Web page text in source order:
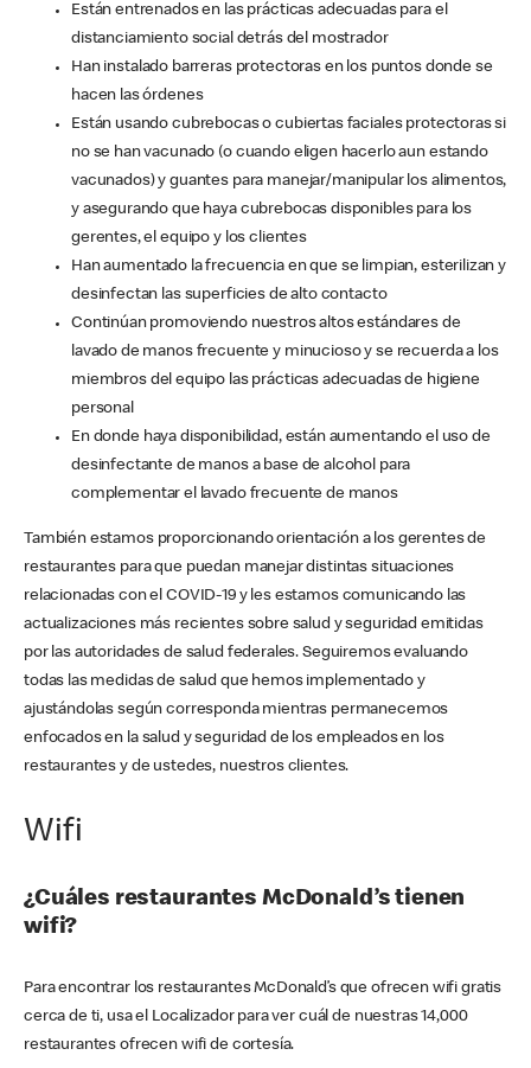
Están entrenados en las prácticas adecuadas para el
distanciamiento social detrás del mostrador
Han instalado barreras protectoras en los puntos donde se
hacen las órdenes
Están usando cubrebocas o cubiertas faciales protectoras si
no se han vacunado (o cuando eligen hacerlo aun estando
vacunados) y guantes para manejar/manipular los alimentos,
y asegurando que haya cubrebocas disponibles para los
gerentes, el equipo y los clientes
Han aumentado la frecuencia en que se limpian, esterilizan y
desinfectan las superficies de alto contacto
Continúan promoviendo nuestros altos estándares de
lavado de manos frecuente y minucioso y se recuerda a los
miembros del equipo las prácticas adecuadas de higiene
personal
En donde haya disponibilidad, están aumentando el uso de
desinfectante de manos a base de alcohol para
complementar el lavado frecuente de manos
También estamos proporcionando orientación a los gerentes de
restaurantes para que puedan manejar distintas situaciones
relacionadas con el COVID-19 y les estamos comunicando las
actualizaciones más recientes sobre salud y seguridad emitidas
por las autoridades de salud federales. Seguiremos evaluando
todas las medidas de salud que hemos implementado y
ajustándolas según corresponda mientras permanecemos
enfocados en la salud y seguridad de los empleados en los
restaurantes y de ustedes, nuestros clientes.
Wifi
¿Cuáles restaurantes McDonald’s tienen
wifi?
Para encontrar los restaurantes McDonald’s que ofrecen wifi gratis
cerca de ti, usa el Localizador para ver cuál de nuestras 14,000
restaurantes ofrecen wifi de cortesía.